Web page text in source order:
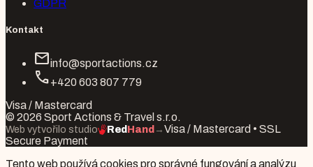
GDPR
Kontakt
mailinfo@sportactions.cz
call+420 603 807 779
Visa / Mastercard
© 2026 Sport Actions & Travel s.r.o.
Web vytvořilo studio RedHand →Visa / Mastercard • SSL
Secure Payment
Tento web používá cookies pro správné fungování a analýzu